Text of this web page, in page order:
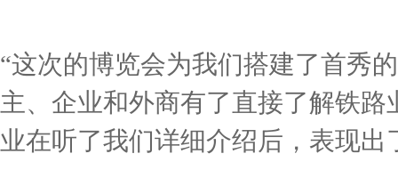
“这次的博览会为我们搭建了首秀
主、企业和外商有了直接了解铁
业在听了我们详细介绍后，表现